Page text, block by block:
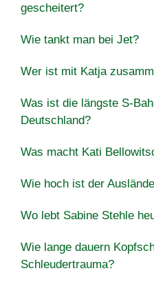
gescheitert?
Wie tankt man bei Jet?
Wer ist mit Katja
Was ist die längste S-
Deutschland?
Was macht Kati
Wie hoch ist der
Wo lebt Sabine Stehle
Wie lange dauern
Schleudertrauma?